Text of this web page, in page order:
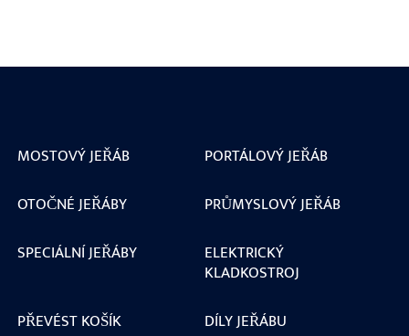
MOSTOVÝ JEŘÁB
PORTÁLOVÝ JEŘÁB
OTOČNÉ JEŘÁBY
PRŮMYSLOVÝ JEŘÁB
SPECIÁLNÍ JEŘÁBY
ELEKTRICKÝ
KLADKOSTROJ
PŘEVÉST KOŠÍK
DÍLY JEŘÁBU